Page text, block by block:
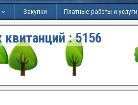
Закупки Платные работы и услуги
:5156